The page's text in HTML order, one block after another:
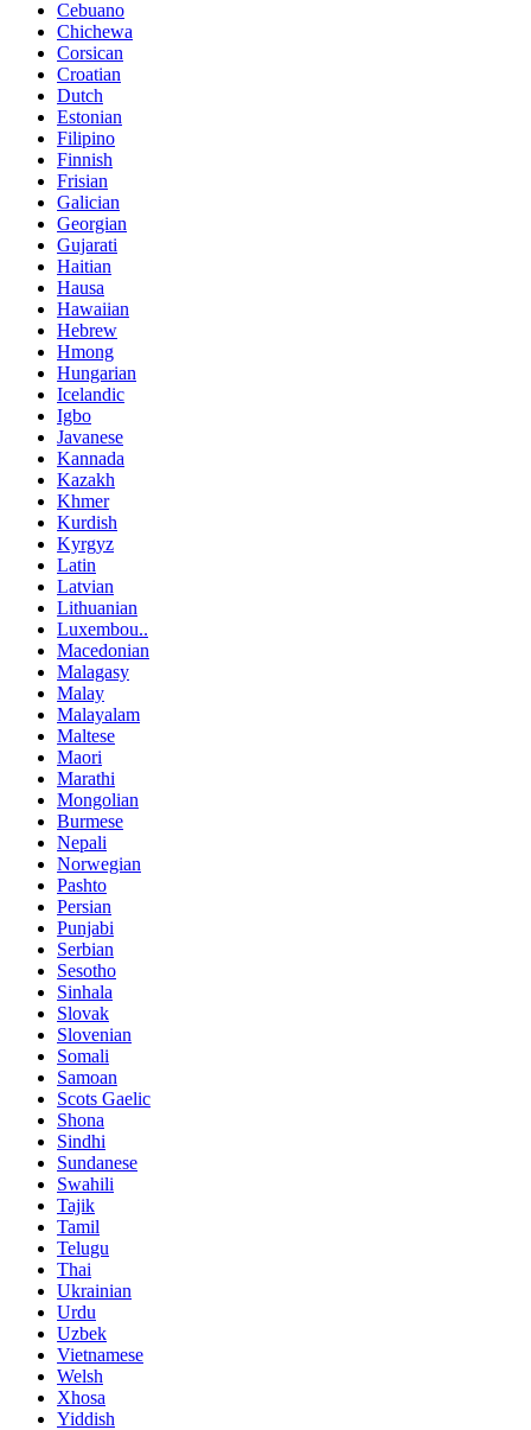
Cebuano
Chichewa
Corsican
Croatian
Dutch
Estonian
Filipino
Finnish
Frisian
Galician
Georgian
Gujarati
Haitian
Hausa
Hawaiian
Hebrew
Hmong
Hungarian
Icelandic
Igbo
Javanese
Kannada
Kazakh
Khmer
Kurdish
Kyrgyz
Latin
Latvian
Lithuanian
Luxembou..
Macedonian
Malagasy
Malay
Malayalam
Maltese
Maori
Marathi
Mongolian
Burmese
Nepali
Norwegian
Pashto
Persian
Punjabi
Serbian
Sesotho
Sinhala
Slovak
Slovenian
Somali
Samoan
Scots Gaelic
Shona
Sindhi
Sundanese
Swahili
Tajik
Tamil
Telugu
Thai
Ukrainian
Urdu
Uzbek
Vietnamese
Welsh
Xhosa
Yiddish